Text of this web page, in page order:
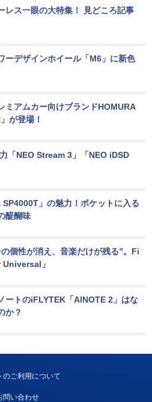
レス一眼の大特集！ 見どころ記事
ーデザインホイール「M6」に新色
ミアムカー向けブランドHOMURA
が登場！
「NEO Stream 3」「NEO iDSD
SP4000T」の魅力！ポケットに入る
醍醐味
個性が消え、音楽だけが残る”。Fi
」
ートのiFLYTEK「AINOTE 2」はな
か？
のご利用について
問い合わせ